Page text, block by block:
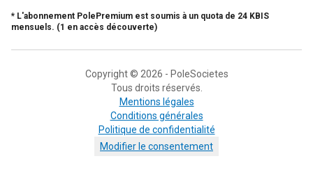
* L'abonnement PolePremium est soumis à un quota de 24 KBIS
mensuels. (1 en accès découverte)
Copyright © 2026 - PoleSocietes
Tous droits réservés.
Mentions légales
Conditions générales
Politique de confidentialité
Modifier le consentement